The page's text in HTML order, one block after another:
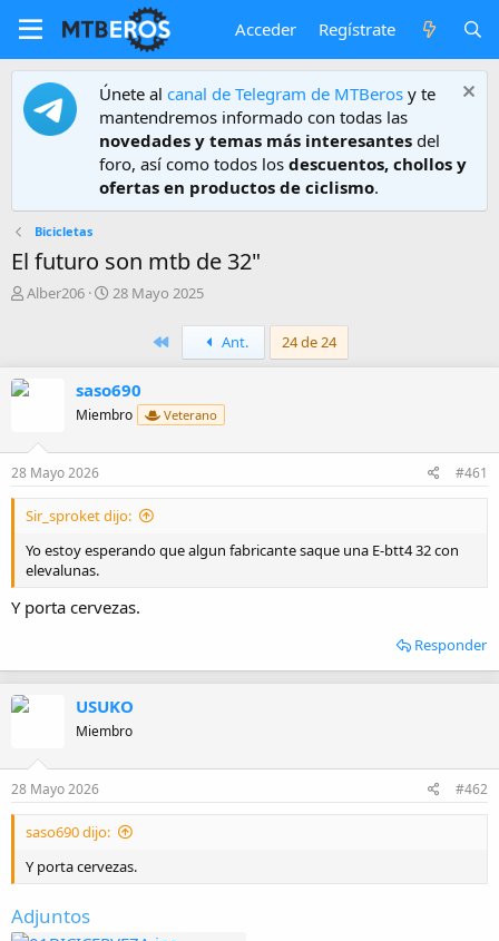
Acceder Regístrate
Únete al canal de Telegram de MTBeros y te
mantendremos informado con todas las
novedades y temas más interesantes del
foro, así como todos los descuentos, chollos y
ofertas en productos de ciclismo.
Bicicletas
El futuro son mtb de 32"
A
Alber206
F
d
e
n
i
28 Mayo 2025
PrimeroAnt. 24 de 24
saso690
Miembro Veterano
28 Mayo 2026 #461
Sir_sproket dijo:
Yo estoy esperando que algun fabricante saque una E-btt4 32 con
elevalunas.
Y porta cervezas.
Responder
USUKO
Miembro
28 Mayo 2026 #462
saso690 dijo:
Y porta cervezas.
Adjuntos